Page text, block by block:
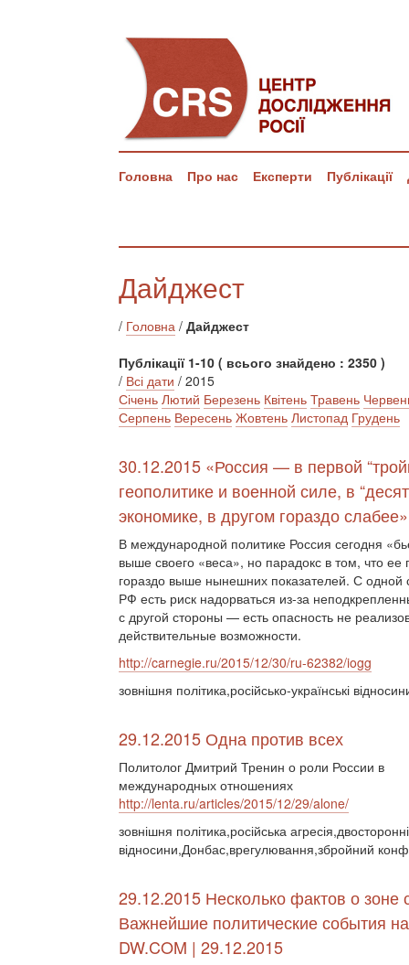
Головна Про нас Експерти Публікації
Дайджест
/ Головна / Дайджест
Публікації 1-10 ( всього знайдено : 2350 )
/ Всі дати / 2015
Січень Лютий Березень Квітень Травень
Серпень Вересень Жовтень Листопад Грудень
30.12.2015 «Россия — в первой
геополитике и военной силе, в
экономике, в другом гораздо слабее»
В международной политике Россия сегодня
выше своего «веса», но парадокс в том, что ее
гораздо выше нынешних показателей. С одной
РФ есть риск надорваться из-за
с другой стороны — есть опасность не
действительные возможности.
http://carnegie.ru/2015/12/30/ru-62382/iogg
зовнішня політика,російсько-українські
29.12.2015 Одна против всех
Политолог Дмитрий Тренин о роли России в
международных отношениях
http://lenta.ru/articles/2015/12/29/alone/
зовнішня політика,російська
відносини,Донбас,врегулювання,збройний
29.12.2015 Несколько фактов о
Важнейшие политические события
DW.COM | 29.12.2015